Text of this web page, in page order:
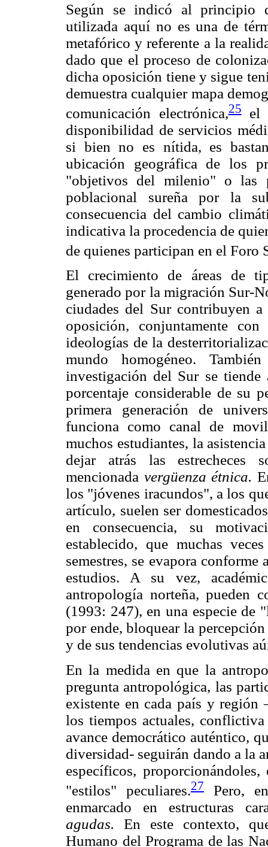
Según se indicó al principio
utilizada aquí no es una de
metafórico y referente a la
dado que el proceso de
dicha oposición tiene y sigue
demuestra cualquier mapa
comunicación electrónica,25el
disponibilidad de servicios
si bien no es nítida, es
ubicación geográfica de los
"objetivos del milenio" o las
poblacional sureña por la
consecuencia del cambio
indicativa la procedencia de
de quienes participan en el Foro
El crecimiento de áreas de
generado por la migración Sur-
ciudades del Sur contribuyen
oposición, conjuntamente
ideologías de la
mundo homogéneo.
investigación del Sur se tiende
porcentaje considerable de su
primera generación de
funciona como canal de
muchos estudiantes, la
dejar atrás las estrecheces
mencionada vergüenza étnica.
los "jóvenes iracundos", a los
artículo, suelen ser
en consecuencia, su
establecido, que muchas
semestres, se evapora
estudios. A su vez,
antropología norteña, pueden
(1993: 247), en una especie de
por ende, bloquear la
y de sus tendencias evolutivas
En la medida en que la
pregunta antropológica, las
existente en cada país y
los tiempos actuales,
avance democrático auténtico,
diversidad- seguirán dando a la
específicos,
"estilos" peculiares.27Pero,
enmarcado en estructuras
agudas. En este contexto,
Humano del Programa de las